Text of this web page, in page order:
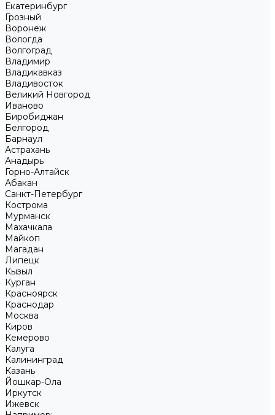
Екатеринбург
Грозный
Воронеж
Вологда
Волгоград
Владимир
Владикавказ
Владивосток
Великий Новгород
Иваново
Биробиджан
Белгород
Барнаул
Астрахань
Анадырь
Горно-Алтайск
Абакан
Санкт-Петербург
Кострома
Мурманск
Махачкала
Майкоп
Магадан
Липецк
Кызыл
Курган
Красноярск
Краснодар
Москва
Киров
Кемерово
Калуга
Калининград
Казань
Йошкар-Ола
Иркутск
Ижевск